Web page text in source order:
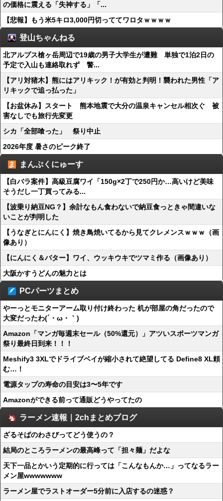
の価格に震える「失神する」「...
【悲報】もう米5キロ3,000円切っててワロタｗｗｗｗ
登山ちゃんねる
北アルプス槍ヶ岳周辺で19歳の男子大学生が遭難 単独で1泊2日の
予定で入山も連絡取れず 警...
【アリ対猪木】熊にはアリキック！が有効と判明！襲われた男性「ア
リキックで追っ払った」
【お盆休み】スタート 熊本地震で大分の温泉キャンセル相次ぐ 被
害なしでも旅行先変更
シカ「全部喰った」 祭り中止
2026年度 暑さのピーク終了
まんぷくにゅーす
【白バラ案件】高級豆腐ワイ「150g×2丁で250円か…高いけど美味
そうだし一丁買ってみる...
【波乗り納豆NG？】余計なもん食わないで納豆食っときゃ間違いな
いことが判明した
【うなぎとにんにく】焼き鳥焼いてるから見てクレメンスｗｗｗ（画
像あり）
【にんにく＆バター】ワイ、ウッキウキでツマミ作る（画像あり）
大阪かすうどんの魅力とは
PCパーツまとめ
やーっとモニターアーム取り付け終わった 机が部屋の角だったので
大変だったわ(´・ω・｀)
Amazon「マンガ毎週末セール（50%還元）」アツいスポーツマンガ
祭り最終日到来！！！
Meshify3 3XLでドライブベイが縮小されて絶望してる Define8 XL頼
む…！
電源タップの寿命の目安は3〜5年です
Amazonができる前って通販どうやってたの
ラーメン速報｜2chまとめブログ
ざるそばのわさびってどう使うの？
結局のところラーメンの最高峰って「担々麺」だよな
天下一品とかいう定期的に行っては「こんなもんか…」ってなるラー
メン屋wwwwwww
ラーメン屋でラストオーダー5分前に入店するの迷惑？